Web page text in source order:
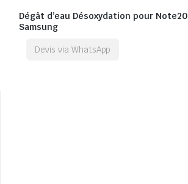
Dégât d’eau Désoxydation pour Note20
Samsung
Devis via WhatsApp